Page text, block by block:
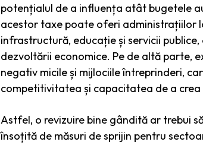
potențialul de a influența atât bugetele
acestor taxe poate oferi administrațiilor
infrastructură, educație și servicii
dezvoltării economice. Pe de altă parte,
negativ micile și mijlociile întreprinderi,
competitivitatea și capacitatea de a crea
Astfel, o revizuire bine gândită ar trebui
însoțită de măsuri de sprijin pentru